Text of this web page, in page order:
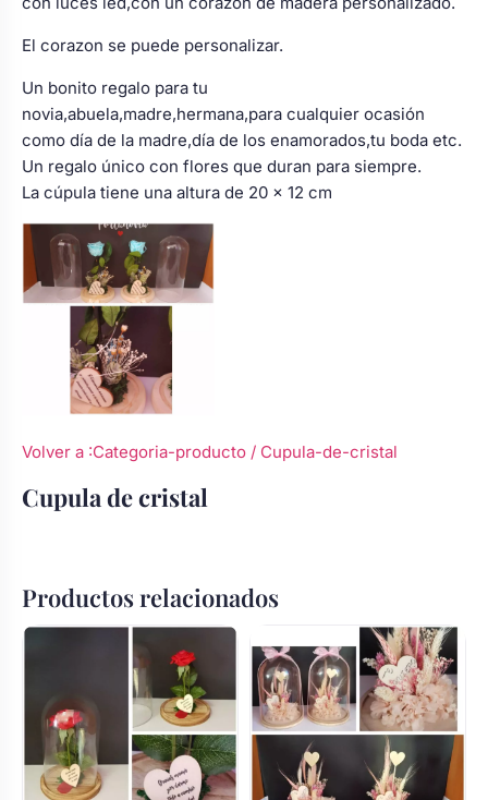
El corazon se puede personalizar.
Un bonito regalo para tu
novia,abuela,madre,hermana,para cualquier ocasión
como día de la madre,día de los enamorados,tu boda etc.
Un regalo único con flores que duran para siempre.
La cúpula tiene una altura de 20 x 12 cm
Volver a :Categoria-producto / Cupula-de-cristal
Cupula de cristal
Productos relacionados